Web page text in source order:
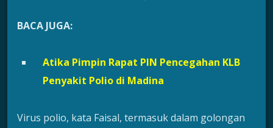
BACA JUGA:
Atika Pimpin Rapat PIN Pencegahan KLB
Penyakit Polio di Madina
Virus polio, kata Faisal, termasuk dalam golongan